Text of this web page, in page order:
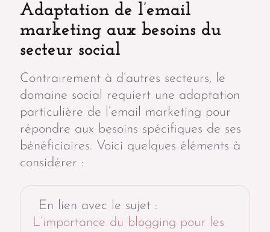
Adaptation de l’email
marketing aux besoins du
secteur social
Contrairement à d’autres secteurs, le
domaine social requiert une adaptation
particulière de l’email marketing pour
répondre aux besoins spécifiques de ses
bénéficiaires. Voici quelques éléments à
considérer :
En lien avec le sujet :
L’importance du blogging pour les